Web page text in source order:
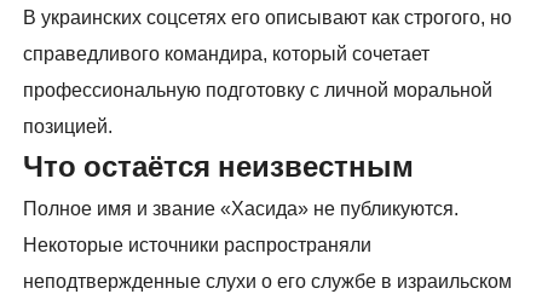
В украинских соцсетях его описывают как строгого, но
справедливого командира, который сочетает
профессиональную подготовку с личной моральной
позицией.
Что остаётся неизвестным
Полное имя и звание «Хасида» не публикуются.
Некоторые источники распространяли
неподтвержденные слухи о его службе в израильском